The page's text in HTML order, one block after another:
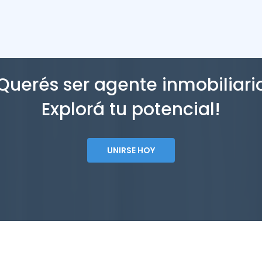
ser agente
Explorá tu potencial!
UNIRSE HOY